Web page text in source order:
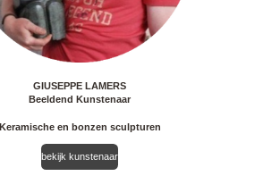
GIUSEPPE LAMERS
Beeldend Kunstenaar
Keramische en bonzen sculpturen
bekijk kunstenaar